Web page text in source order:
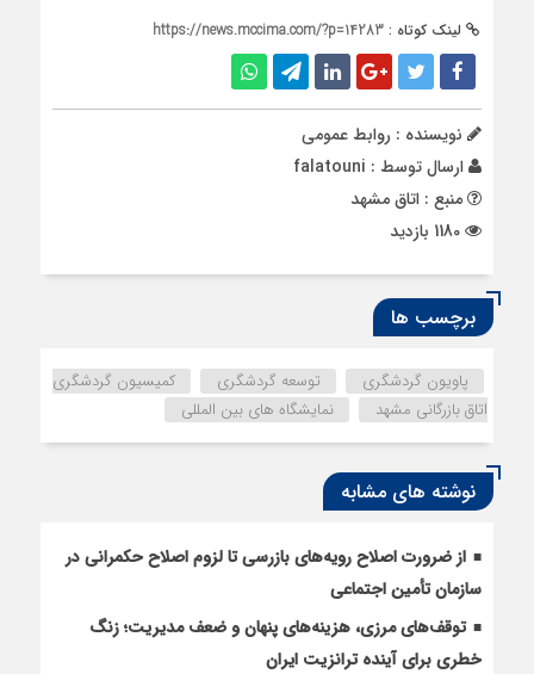
لینک کوتاه : https://news.mccima.com/?p=14283
نویسنده : روابط عمومی
ارسال توسط : falatouni
منبع : اتاق مشهد
برچسب ها
پاویون گردشگری توسعه گردشگری
کمیسیون گردشگری
اتاق بازرگانی مشهد
نمایشگاه های بین المللی
نوشته های مشابه
از ضرورت اصلاح رویه‌های بازرسی تا لزوم اصلاح حکمرانی در
سازمان تأمین اجتماعی
توقف‌های مرزی، هزینه‌های پنهان و ضعف مدیریت؛ زنگ
خطری برای آینده ترانزیت ایران